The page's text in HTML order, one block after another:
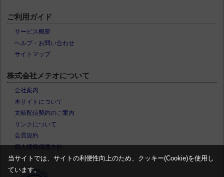
ご利用ガイド
サービス概要
ヘルプ・お問い合わせ
サイトマップ
株式会社メテオについて
会社案内
本サイトについて
文献配信契約のご案内
リンクについて
会員規約
個人情報保護方針
当サイトでは、サイトの利便性向上のため、クッキー(Cookie)を使用し
ています。